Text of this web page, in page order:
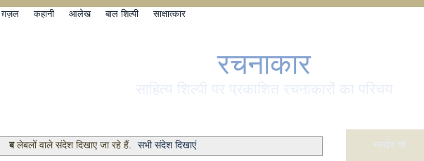
ग़ज़ल कहानी आलेख बाल शिल्पी साक्षात्कार
रचनाकार
बलेबलों वाले संदेश दिखाए जा रहे हैं. सभी संदेश दिखाएं स्लाईड शो...